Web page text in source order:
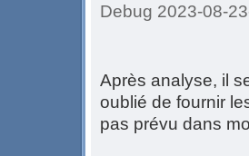
Debug 2023-08-
Après analyse, il
oublié de fournir
pas prévu dans